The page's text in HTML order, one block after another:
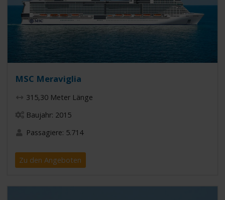
MSC Meraviglia
315,30 Meter Länge
Baujahr: 2015
Passagiere: 5.714
Zu den Angeboten